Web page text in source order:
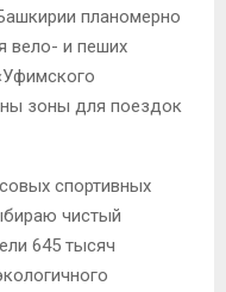
планомерно
вело- и пеших
зоны для поездок
спортивных
чистый
645 тысяч